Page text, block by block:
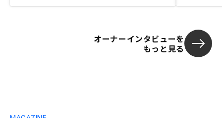
オーナーインタビューを
もっと見る